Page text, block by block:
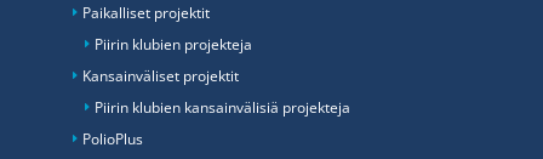
Paikalliset projektit
Piirin klubien projekteja
Kansainväliset projektit
Piirin klubien kansainvälisiä projekteja
PolioPlus